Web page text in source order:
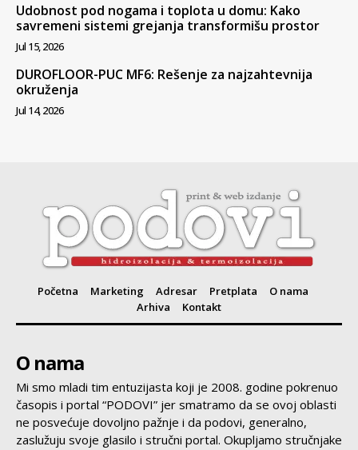
Udobnost pod nogama i toplota u domu: Kako
savremeni sistemi grejanja transformišu prostor
Jul 15, 2026
DUROFLOOR-PUC MF6: Rešenje za najzahtevnija
okruženja
Jul 14, 2026
Početna Marketing Adresar Pretplata
O nama
Arhiva
Kontakt
O nama
Mi smo mladi tim entuzijasta koji je 2008. godine pokrenuo
časopis i portal “PODOVI” jer smatramo da se ovoj oblasti
ne posvećuje dovoljno pažnje i da podovi, generalno,
zaslužuju svoje glasilo i stručni portal. Okupljamo stručnjake